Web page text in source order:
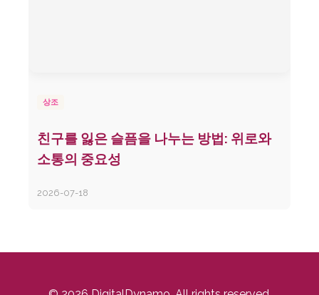
상조
친구를 잃은 슬픔을 나누는 방법: 위로와
소통의 중요성
2026-07-18